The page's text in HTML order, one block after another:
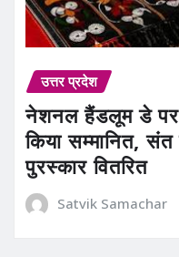
उत्तर प्रदेश
नेशनल हैंडलूम डे पर
किया सम्मानित,
पुरस्कार वितरित
Satvik Samachar